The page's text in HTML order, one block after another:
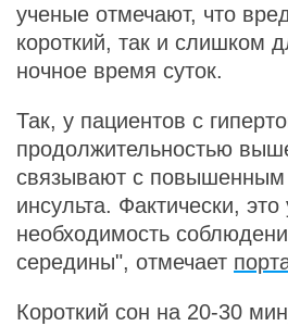
ученые отмечают, что
короткий, так и слишком
ночное время суток.
Так, у пациентов с
продолжительностью
связывают с повышенным
инсульта. Фактически,
необходимость
середины", отмечает
Короткий сон на 20-30